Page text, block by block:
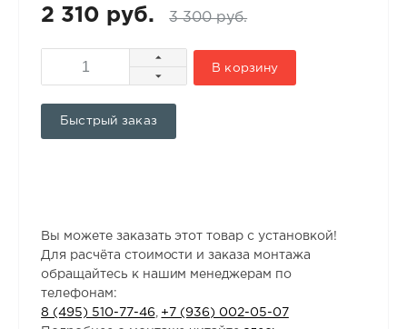
2 310 руб. 3 300 руб.
В корзину
Быстрый заказ
Вы можете заказать этот товар с установкой!
Для расчёта стоимости и заказа монтажа
обращайтесь к нашим менеджерам по
телефонам:
8 (495) 510-77-46
+7 (936) 002-05-07